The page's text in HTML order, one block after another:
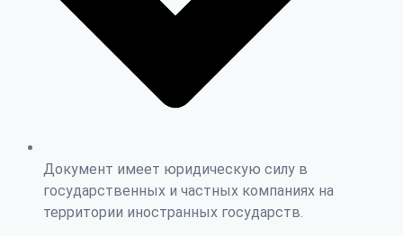
Документ имеет юридическую силу в
государственных и частных компаниях на
территории иностранных государств.